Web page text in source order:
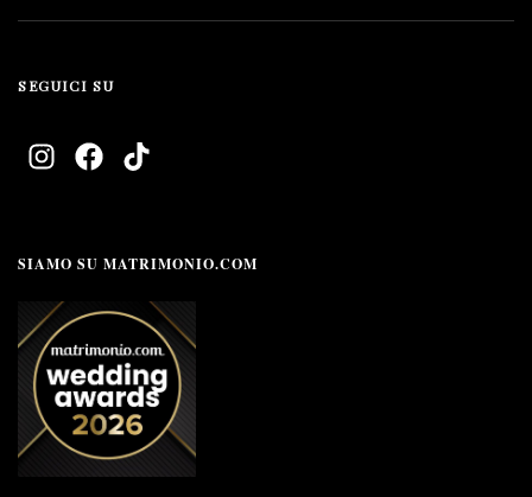
SEGUICI SU
SIAMO SU MATRIMONIO.COM